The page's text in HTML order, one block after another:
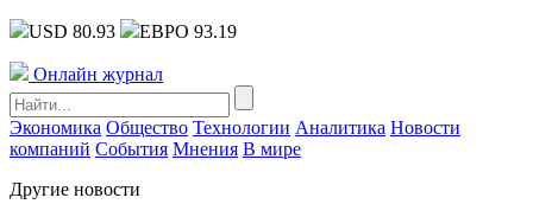
USD 80.93 ЕВРО 93.19
Онлайн журнал
Экономика Общество Технологии Аналитика Новости
компаний События Мнения В мире
Другие новости